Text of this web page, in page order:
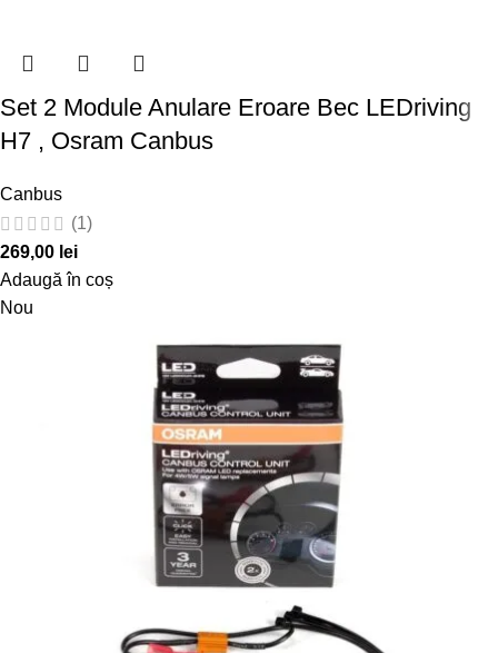
Set 2 Module Anulare Eroare Bec LEDriving
H7 , Osram Canbus
Canbus
(1)
269,00 lei
Adaugă în coș
Nou